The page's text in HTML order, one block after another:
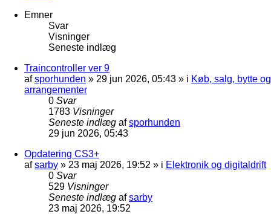
Emner
Svar
Visninger
Seneste indlæg
Traincontroller ver 9
afsporhunden » 29 jun 2026, 05:43 » i Køb, salg, bytte og
arrangementer
0 Svar
1783 Visninger
Seneste indlæg afsporhunden
29 jun 2026, 05:43
Opdatering CS3+
afsarby » 23 maj 2026, 19:52 » i Elektronik og digitaldrift
0 Svar
529 Visninger
Seneste indlæg afsarby
23 maj 2026, 19:52